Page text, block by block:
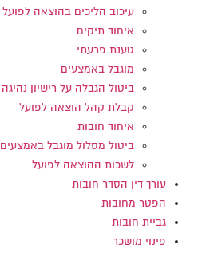
עיכוב הליכים בהוצאה לפועל
איחוד תיקים
טענת פרעתי
מוגבל באמצעים
ביטול הגבלה על רישיון נהיגה
קבלת קהל הוצאה לפועל
איחוד חובות
ביטול מסלול מוגבל באמצעים
לשכות ההוצאה לפועל
עורך דין הסדר חובות
הפטר מחובות
גביית חובות
פינוי מושכר